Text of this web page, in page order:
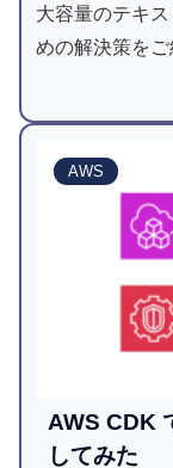
大容量のテキ
めの解決策をご
AWS
AWS CDK
してみた